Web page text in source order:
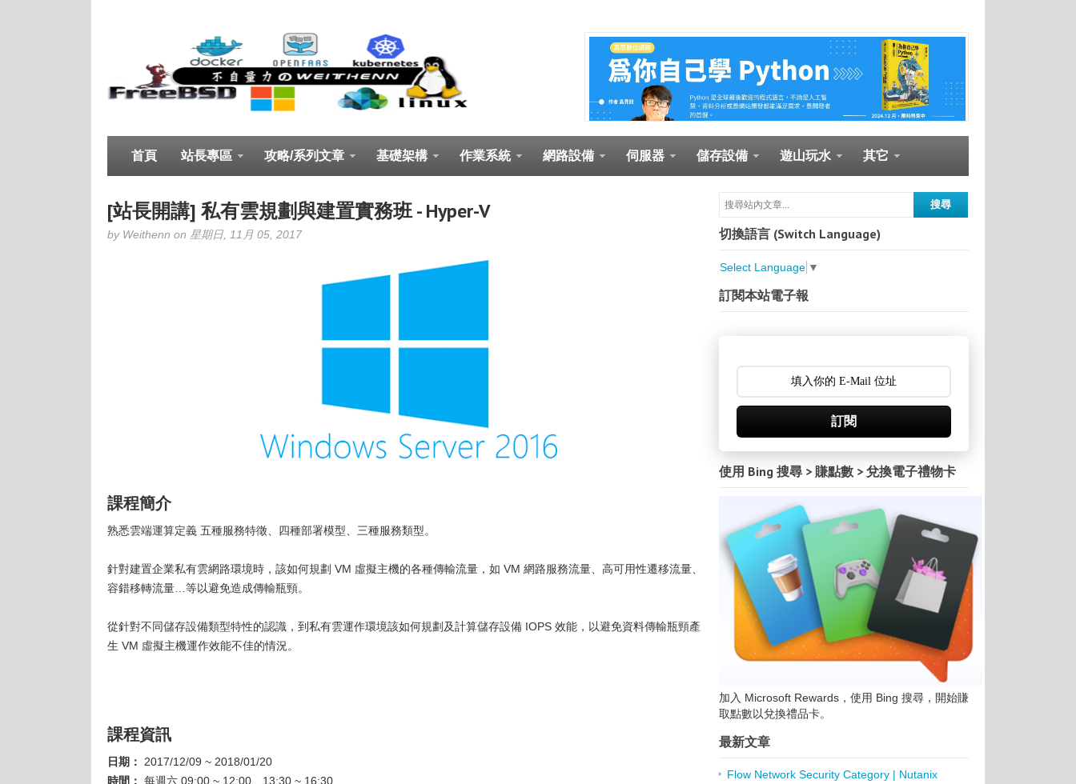
首頁 站長專區 攻略/系列文章 基礎架構 作業系統 網路設備 伺服器 儲存設備 遊山玩水 其它
[站長開講] 私有雲規劃與建置實務班 - Hyper-V
by Weithenn on 星期日, 11月 05, 2017
課程簡介
熟悉雲端運算定義 五種服務特徵、四種部署模型、三種服務類型。
針對建置企業私有雲網路環境時，該如何規劃 VM 虛擬主機的各種傳輸流量，如 VM 網路服務流量、高可用性遷移流量、
容錯移轉流量…等以避免造成傳輸瓶頸。
從針對不同儲存設備類型特性的認識，到私有雲運作環境該如何規劃及計算儲存設備 IOPS 效能，以避免資料傳輸瓶頸產
生 VM 虛擬主機運作效能不佳的情況。
課程資訊
日期： 2017/12/09 ~ 2018/01/20
時間： 每週六 09:00 ~ 12:00、13:30 ~ 16:30
切換語言 (Switch Language)
Select Language ▼
訂閱本站電子報
訂閱
使用 Bing 搜尋 > 賺點數 > 兌換電子禮物卡
加入 Microsoft Rewards，使用 Bing 搜尋，開始賺
取點數以兌換禮品卡。
最新文章
Flow Network Security Category | Nutanix